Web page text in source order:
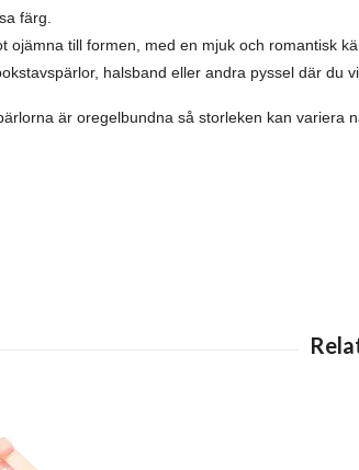
färg.
ojämna till formen, med en mjuk och romantisk
halsband eller andra pyssel där du
är oregelbundna så storleken kan variera